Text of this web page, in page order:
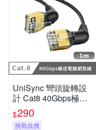
UniSync 彎頭旋轉設
計 Cat8 40Gbps極速
電競網路線 黑 1M
$290
挑戰低價